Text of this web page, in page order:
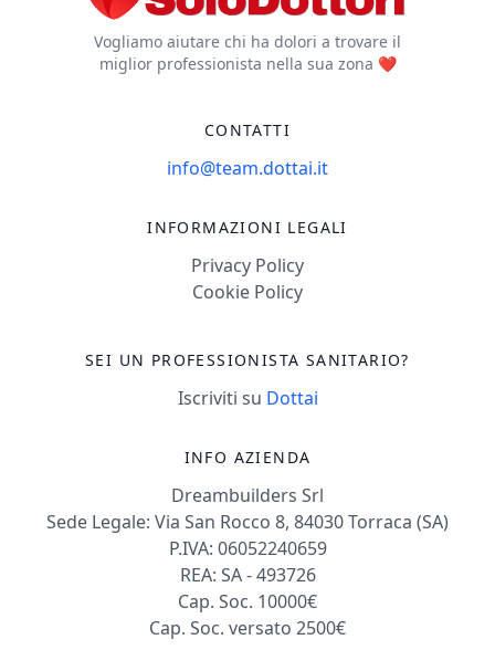
Vogliamo aiutare chi ha dolori a trovare il
miglior professionista nella sua zona ❤️
CONTATTI
info@team.dottai.it
INFORMAZIONI LEGALI
Privacy Policy
Cookie Policy
SEI UN PROFESSIONISTA SANITARIO?
Iscriviti su Dottai
INFO AZIENDA
Dreambuilders Srl
Sede Legale: Via San Rocco 8, 84030 Torraca (SA)
P.IVA: 06052240659
REA: SA - 493726
Cap. Soc. 10000€
Cap. Soc. versato 2500€